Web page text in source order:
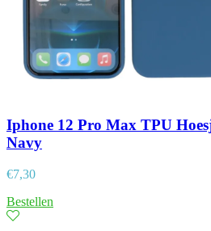
Iphone 12 Pro Max TPU
Navy
€7,30
Bestellen